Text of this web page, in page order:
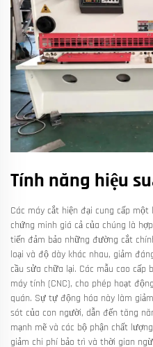
Tính năng hiệu
Các máy cắt hiện đại cung cấp
chứng minh giá cả của chúng là
tiến đảm bảo những đường cắt
loại và độ dày khác nhau, giảm
cầu sửa chữa lại. Các mẫu cao cấp
máy tính (CNC), cho phép hoạt
quán. Sự tự động hóa này làm
sót của con người, dẫn đến tăng
mạnh mẽ và các bộ phận chất
giảm chi phí bảo trì và thời gian